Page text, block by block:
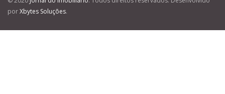
porXbytes Soluções.